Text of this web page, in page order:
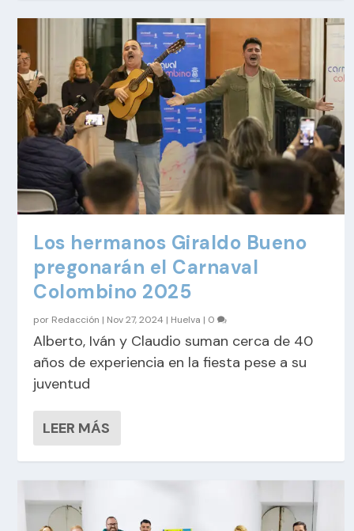
Los hermanos Giraldo Bueno
pregonarán el Carnaval
Colombino 2025
por Redacción | Nov 27, 2024 | Huelva | 0
Alberto, Iván y Claudio suman cerca de 40
años de experiencia en la fiesta pese a su
juventud
LEER MÁS